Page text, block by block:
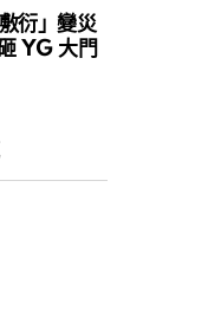
衍」變災
YG 大門